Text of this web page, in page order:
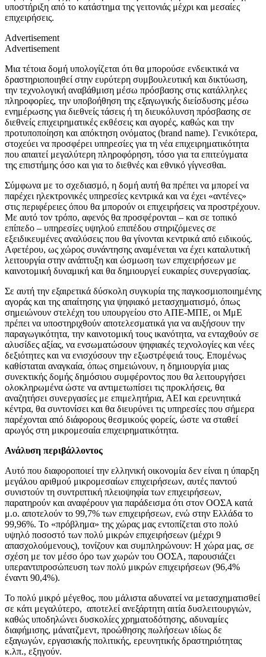
υποστήριξη από το κατάστημα της γειτονιάς μέχρι και μεσαίες
επιχειρήσεις.
Advertisement
Advertisement
Μια τέτοια δομή υπολογίζεται ότι θα μπορούσε ενδεικτικά να
δραστηριοποιηθεί στην ευρύτερη συμβουλευτική και δικτύωση,
την τεχνολογική αναβάθμιση μέσω πρόσβασης στις κατάλληλες
πληροφορίες, την υποβοήθηση της εξαγωγικής διείσδυσης μέσω
ενημέρωσης για διεθνείς τάσεις ή τη διευκόλυνση πρόσβασης σε
διεθνείς επιχειρηματικές εκθέσεις και αγορές, καθώς και την
προτυποποίηση και απόκτηση ονόματος (brand name). Γενικότερα,
στοχεύει να προσφέρει υπηρεσίες για τη νέα επιχειρηματικότητα
που απαιτεί μεγαλύτερη πληροφόρηση, τόσο για τα επιτεύγματα
της επιστήμης όσο και για το διεθνές και εθνικό γίγνεσθαι.
Σύμφωνα με το σχεδιασμό, η δομή αυτή θα πρέπει να μπορεί να
παρέχει ηλεκτρονικές υπηρεσίες κεντρικά και να έχει «αντένες»
στις περιφέρειες όπου θα μπορούν οι επιχειρήσεις να προστρέχουν.
Με αυτό τον τρόπο, αφενός θα προσφέρονται – και σε τοπικό
επίπεδο – υπηρεσίες υψηλού επιπέδου στηριζόμενες σε
εξειδικευμένες αναλύσεις που θα γίνονται κεντρικά από ειδικούς.
Αφετέρου, ως χώρος συνάντησης αναμένεται να έχει καταλυτική
λειτουργία στην ανάπτυξη και ώσμωση των επιχειρήσεων με
καινοτομική δυναμική και θα δημιουργεί ευκαιρίες συνεργασίας.
Σε αυτή την εξαιρετικά δύσκολη συγκυρία της παγκοσμιοποιημένης
αγοράς και της απαίτησης για ψηφιακό μετασχηματισμό, όπως
σημειώνουν στελέχη του υπουργείου στο ΑΠΕ-ΜΠΕ, οι ΜμΕ
πρέπει να υποστηριχθούν αποτελεσματικά για να αυξήσουν την
παραγωγικότητα, την καινοτομική τους ικανότητα, να ενταχθούν σε
αλυσίδες αξίας, να ενσωματώσουν ψηφιακές τεχνολογίες και νέες
δεξιότητες και να ενισχύσουν την εξωστρέφειά τους. Επομένως
καθίσταται αναγκαία, όπως σημειώνουν, η δημιουργία μιας
συνεκτικής δομής δημόσιου συμφέροντος που θα λειτουργήσει
ολοκληρωμένα ώστε να αντιμετωπίσει τις προκλήσεις, θα
αναζητήσει συνεργασίες με επιμελητήρια, ΑΕΙ και ερευνητικά
κέντρα, θα συντονίσει και θα διευρύνει τις υπηρεσίες που σήμερα
παρέχονται από διάφορους θεσμικούς φορείς, ώστε να σταθεί
αρωγός στη μικρομεσαία επιχειρηματικότητα.
Ανάλυση περιβάλλοντος
Αυτό που διαφοροποιεί την ελληνική οικονομία δεν είναι η ύπαρξη
μεγάλου αριθμού μικρομεσαίων επιχειρήσεων, αυτές παντού
συνιστούν τη συντριπτική πλειοψηφία των επιχειρήσεων,
παρατηρούν και αναφέρουν για παράδεισμα ότι στον ΟΟΣΑ κατά
μ.ο. αποτελούν το 99,7% των επιχειρήσεων, ενώ στην Ελλάδα το
99,96%. Το «πρόβλημα» της χώρας μας εντοπίζεται στο πολύ
υψηλό ποσοστό των πολύ μικρών επιχειρήσεων (μέχρι 9
απασχολούμενους), τονίζουν και συμπληρώνουν: Η χώρα μας, σε
σχέση με τον μέσο όρο των χωρών του ΟΟΣΑ, παρουσιάζει
υπεραντιπροσώπευση των πολύ μικρών επιχειρήσεων (96,4%
έναντι 90,4%).
Το πολύ μικρό μέγεθος, που μάλιστα αδυνατεί να μετασχηματισθεί
σε κάτι μεγαλύτερο, αποτελεί ανεξάρτητη αιτία δυσλειτουργιών,
καθώς υποδηλώνει δυσκολίες χρηματοδότησης, αδυναμίες
διαφήμισης, μάνατζμεντ, προώθησης πωλήσεων ιδίως δε
εξαγωγών, εργασιακής πολιτικής, ερευνητικής δραστηριότητας
κ.λπ., εξηγούν.